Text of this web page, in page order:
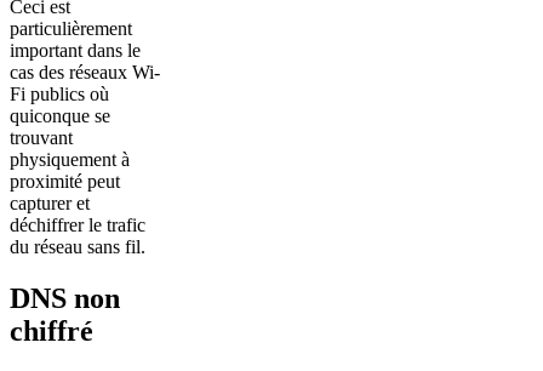
Ceci est
particulièrement
important dans le
cas des réseaux Wi-
Fi publics où
quiconque se
trouvant
physiquement à
proximité peut
capturer et
déchiffrer le trafic
du réseau sans fil.
DNS non
chiffré